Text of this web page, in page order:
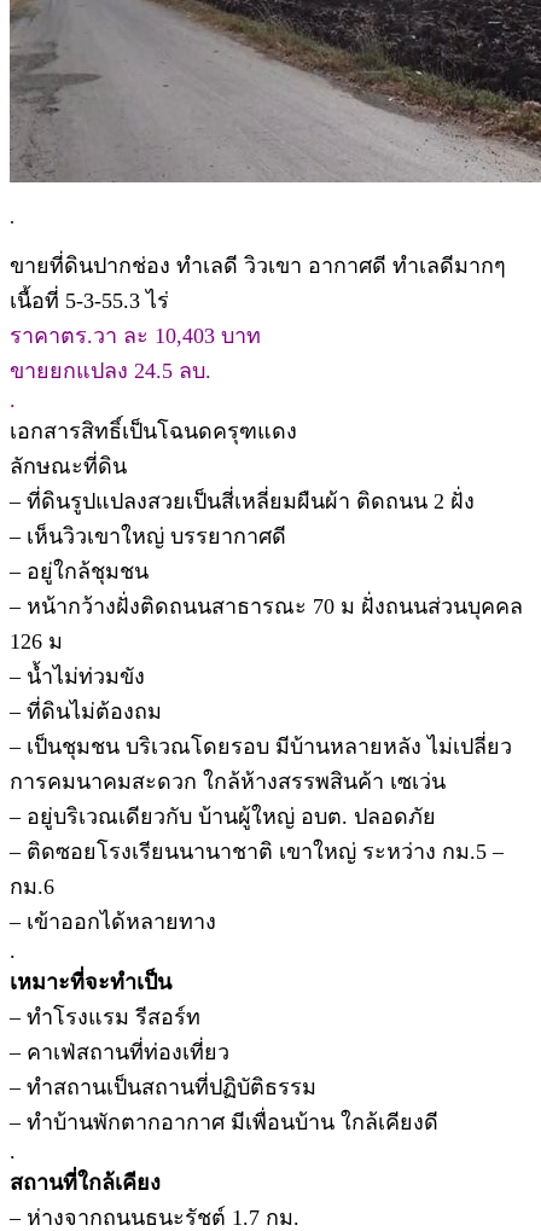
.
ขายที่ดินปากช่อง ทำเลดี วิวเขา อากาศดี ทำเลดีมากๆ
เนื้อที่ 5-3-55.3 ไร่
ราคาตร.วา ละ 10,403 บาท
ขายยกแปลง 24.5 ลบ.
.
เอกสารสิทธิ์เป็นโฉนดครุฑแดง
ลักษณะที่ดิน
– ที่ดินรูปแปลงสวยเป็นสี่เหลี่ยมผืนผ้า ติดถนน 2 ฝั่ง
– เห็นวิวเขาใหญ่ บรรยากาศดี
– อยู่ใกล้ชุมชน
– หน้ากว้างฝั่งติดถนนสาธารณะ 70 ม ฝั่งถนนส่วนบุคคล
126 ม
– น้ำไม่ท่วมขัง
– ที่ดินไม่ต้องถม
– เป็นชุมชน บริเวณโดยรอบ มีบ้านหลายหลัง ไม่เปลี่ยว
การคมนาคมสะดวก ใกล้ห้างสรรพสินค้า เซเว่น
– อยู่บริเวณเดียวกับ บ้านผู้ใหญ่ อบต. ปลอดภัย
– ติดซอยโรงเรียนนานาชาติ เขาใหญ่ ระหว่าง กม.5 –
กม.6
– เข้าออกได้หลายทาง
.
เหมาะที่จะทำเป็น
– ทำโรงแรม รีสอร์ท
– คาเฟ่สถานที่ท่องเที่ยว
– ทำสถานเป็นสถานที่ปฏิบัติธรรม
– ทำบ้านพักตากอากาศ มีเพื่อนบ้าน ใกล้เคียงดี
.
สถานที่ใกล้เคียง
– ห่างจากถนนธนะรัชต์ 1.7 กม.